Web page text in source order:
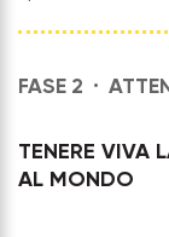
FASE 2 ·
TENERE VIVA
AL MONDO